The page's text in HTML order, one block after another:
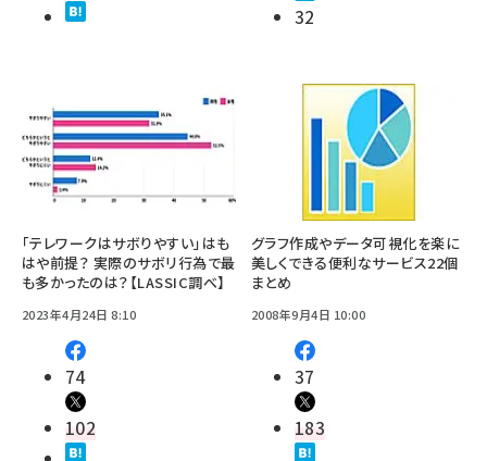
32
「テレワークはサボりやすい」はも
はや前提？ 実際のサボリ行為で最
も多かったのは？【LASSIC調べ】
2023年4月24日 8:10
74
102
グラフ作成やデータ可視化を楽に
美しくできる便利なサービス22個
まとめ
2008年9月4日 10:00
37
183